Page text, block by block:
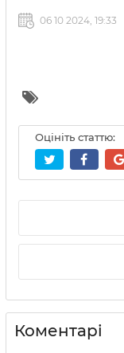
06 10 2024, 19:33
Оцініть статтю:
Коментарі